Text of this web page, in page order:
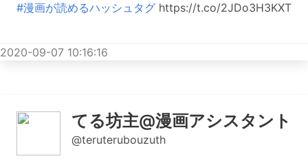
#漫画が読めるハッシュタグ https://t.co/2JDo3H3KXT
2020-09-07 10:16:16
てる坊主@漫画アシスタント
@teruterubouzuth